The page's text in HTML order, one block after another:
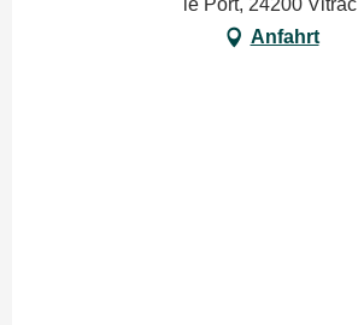
le Port, 24200 Vitrac
Anfahrt